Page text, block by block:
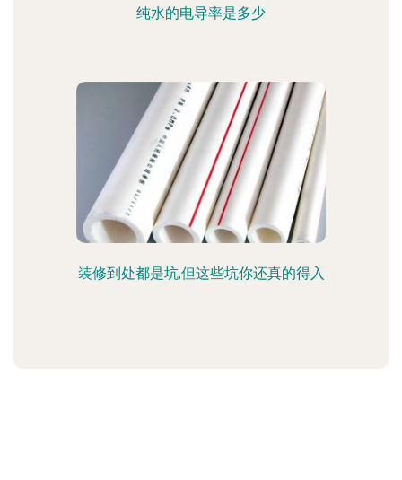
纯水的电导率是多少
装修到处都是坑,但这些坑你还真的得入